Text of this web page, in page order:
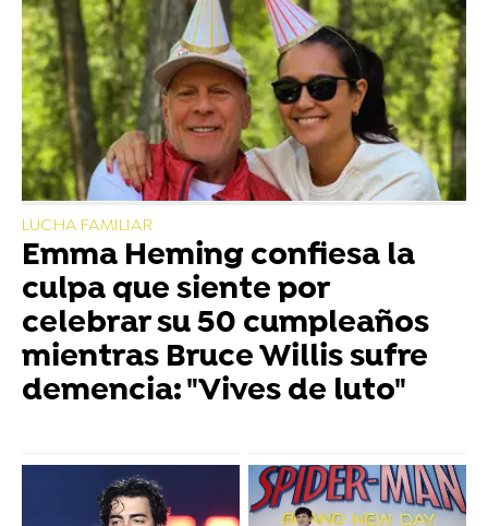
LUCHA FAMILIAR
Emma Heming confiesa la
culpa que siente por
celebrar su 50 cumpleaños
mientras Bruce Willis sufre
demencia: "Vives de luto"